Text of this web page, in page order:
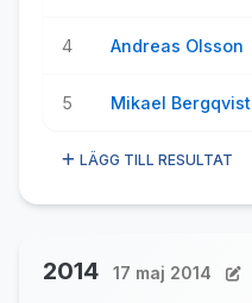
4 Andreas Olsson
5 Mikael Bergqvist
LÄGG TILL RESULTAT
2014 17 maj 2014